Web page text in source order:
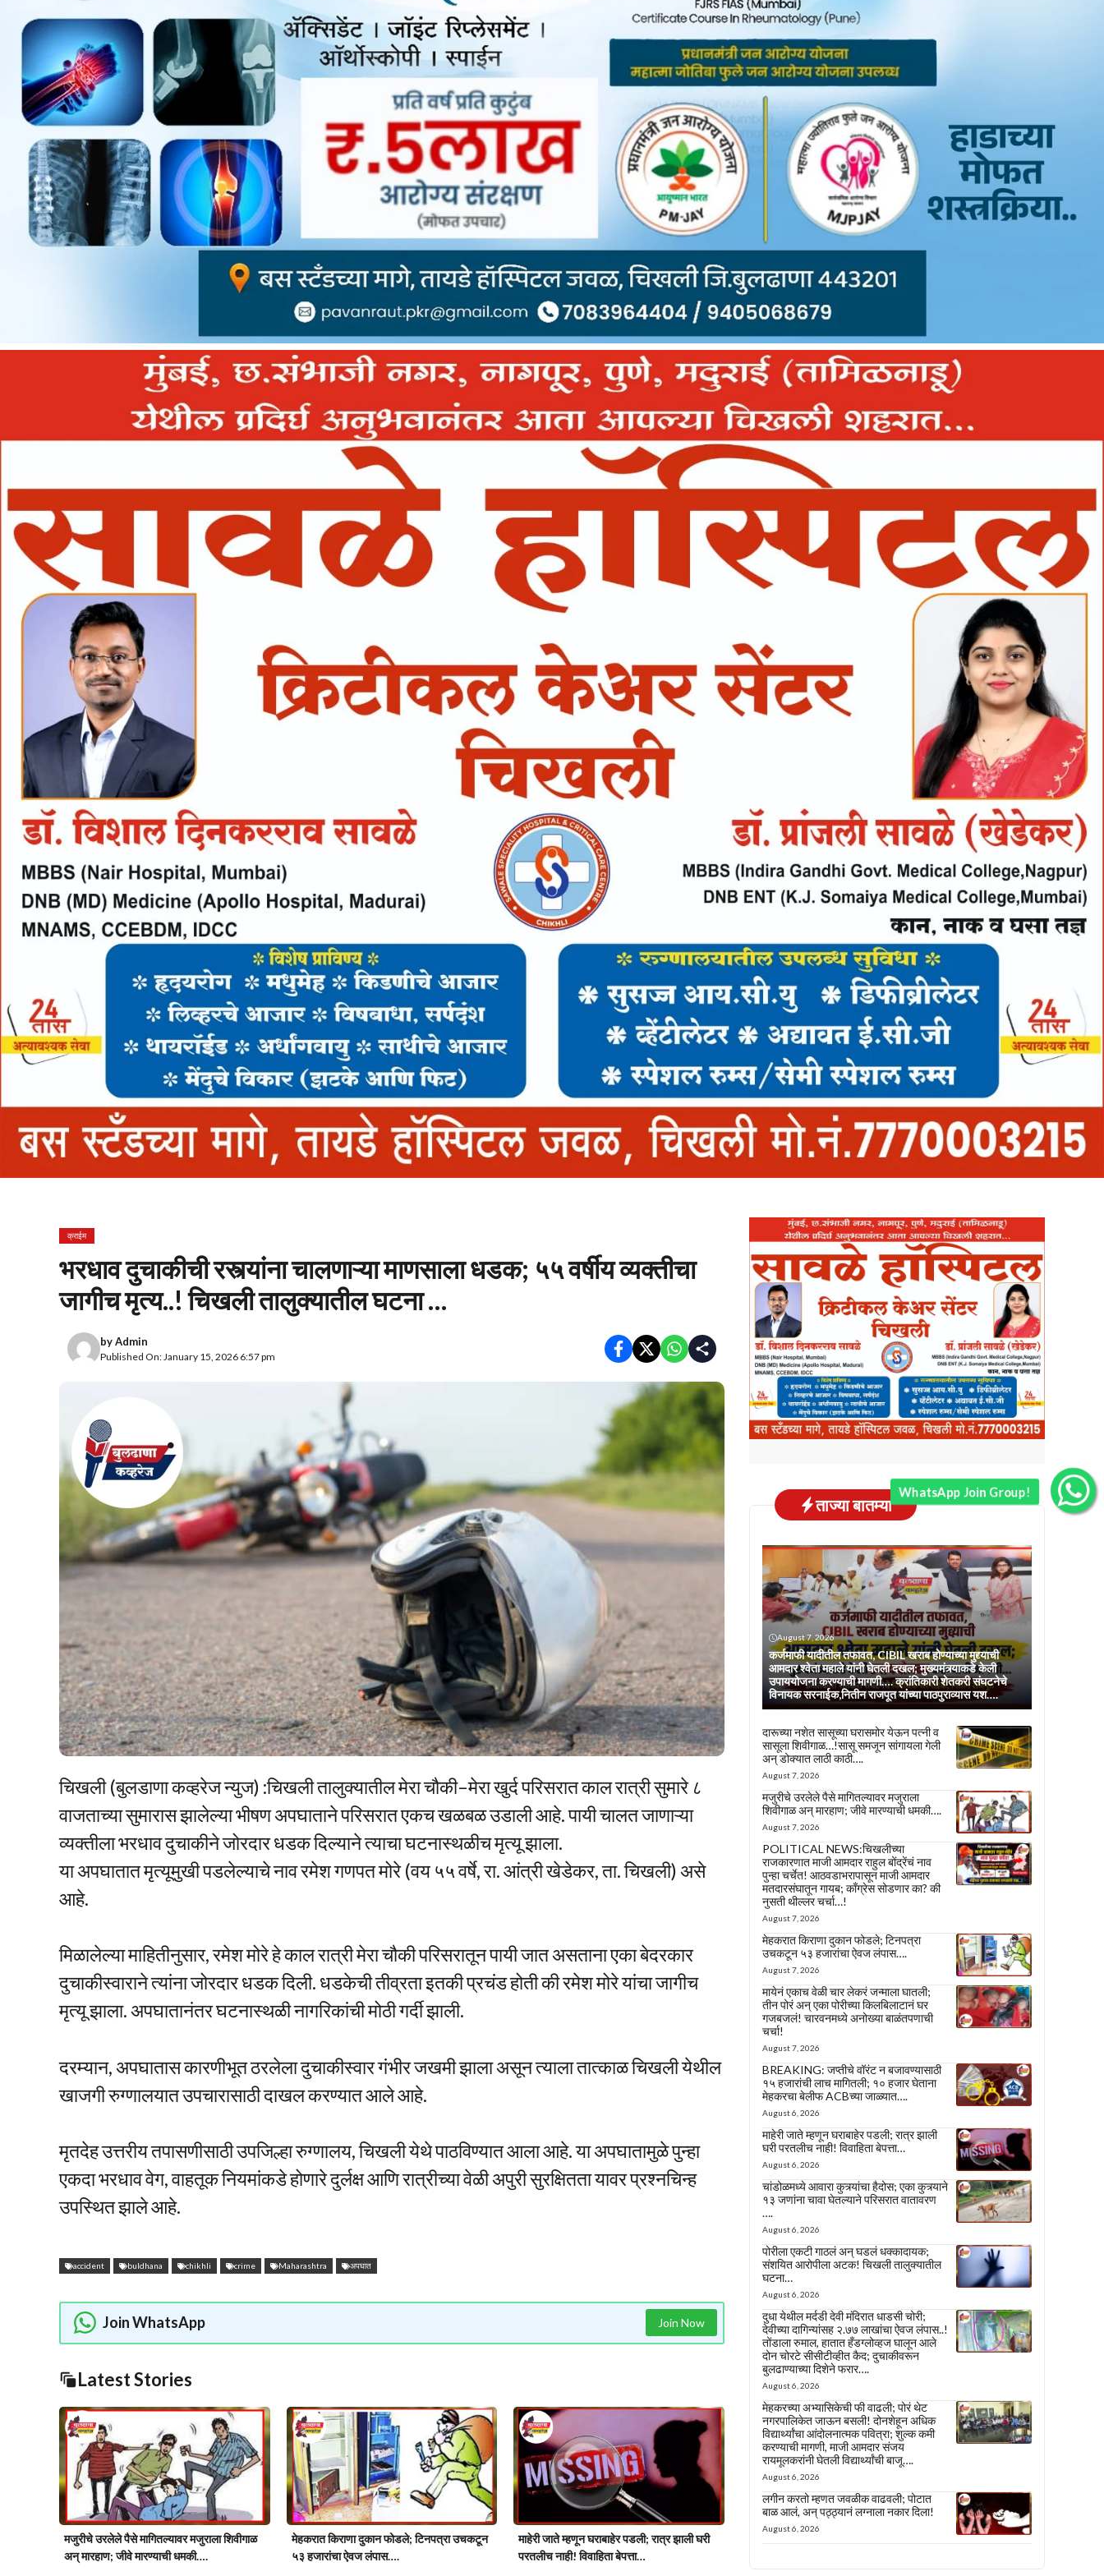
क्राईम
भरधाव दुचाकीची रस्त्यांना चालणाऱ्या माणसाला धडक; ५५ वर्षीय व्यक्तीचा
जागीच मृत्य..! चिखली तालुक्यातील घटना …
byAdmin
Published On: January 15, 2026 6:57 pm
चिखली (बुलडाणा कव्हरेज न्युज) :चिखली तालुक्यातील मेरा चौकी–मेरा खुर्द परिसरात काल रात्री सुमारे ८
वाजताच्या सुमारास झालेल्या भीषण अपघाताने परिसरात एकच खळबळ उडाली आहे. पायी चालत जाणाऱ्या
व्यक्तीला भरधाव दुचाकीने जोरदार धडक दिल्याने त्याचा घटनास्थळीच मृत्यू झाला.
या अपघातात मृत्यूमुखी पडलेल्याचे नाव रमेश गणपत मोरे (वय ५५ वर्षे, रा. आंत्री खेडेकर, ता. चिखली) असे
आहे.
मिळालेल्या माहितीनुसार, रमेश मोरे हे काल रात्री मेरा चौकी परिसरातून पायी जात असताना एका बेदरकार
दुचाकीस्वाराने त्यांना जोरदार धडक दिली. धडकेची तीव्रता इतकी प्रचंड होती की रमेश मोरे यांचा जागीच
मृत्यू झाला. अपघातानंतर घटनास्थळी नागरिकांची मोठी गर्दी झाली.
दरम्यान, अपघातास कारणीभूत ठरलेला दुचाकीस्वार गंभीर जखमी झाला असून त्याला तात्काळ चिखली येथील
खाजगी रुग्णालयात उपचारासाठी दाखल करण्यात आले आहे.
मृतदेह उत्तरीय तपासणीसाठी उपजिल्हा रुग्णालय, चिखली येथे पाठविण्यात आला आहे. या अपघातामुळे पुन्हा
एकदा भरधाव वेग, वाहतूक नियमांकडे होणारे दुर्लक्ष आणि रात्रीच्या वेळी अपुरी सुरक्षितता यावर प्रश्नचिन्ह
उपस्थित झाले आहे.
accident buldhana chikhli crime Maharashtra अपघात
Join WhatsApp Join Now
Latest Stories
मजुरीचे उरलेले पैसे मागितल्यावर मजुराला शिवीगाळ
अन् मारहाण; जीवे मारण्याची धमकी….
मेहकरात किराणा दुकान फोडले; टिनपत्रा उचकटून
५३ हजारांचा ऐवज लंपास….
माहेरी जाते म्हणून घराबाहेर पडली; रात्र झाली घरी
परतलीच नाही! विवाहिता बेपत्ता…
ताज्या बातम्या
August 7, 2026
कर्जमाफी यादीतील तफावत, CIBIL खराब होण्याच्या मुद्द्याची
आमदार श्वेता महाले यांनी घेतली दखल; मुख्यमंत्र्याकडे केली
उपाययोजना करण्याची मागणी…. क्रांतिकारी शेतकरी संघटनेचे
विनायक सरनाईक,नितीन राजपूत यांच्या पाठपुराव्यास यश….
दारूच्या नशेत सासूच्या घरासमोर येऊन पत्नी व
सासूला शिवीगाळ…!सासू समजून सांगायला गेली
अन् डोक्यात लाठी काठी….
August 7, 2026
मजुरीचे उरलेले पैसे मागितल्यावर मजुराला
शिवीगाळ अन् मारहाण; जीवे मारण्याची धमकी….
August 7, 2026
POLITICAL NEWS:चिखलीच्या
राजकारणात माजी आमदार राहुल बोंद्रेंचं नाव
पुन्हा चर्चेत! आठवडाभरापासून माजी आमदार
मतदारसंघातून गायब; काँग्रेस सोडणार का? की
नुसती थील्लर चर्चा…!
August 7, 2026
मेहकरात किराणा दुकान फोडले; टिनपत्रा
उचकटून ५३ हजारांचा ऐवज लंपास….
August 7, 2026
मायेनं एकाच वेळी चार लेकरं जन्माला घातली;
तीन पोरं अन् एका पोरीच्या किलबिलाटानं घर
गजबजलं! चारवनमध्ये अनोख्या बाळंतपणाची
चर्चा!
August 7, 2026
BREAKING: जप्तीचे वॉरंट न बजावण्यासाठी
१५ हजारांची लाच मागितली; १० हजार घेताना
मेहकरचा बेलीफ ACBच्या जाळ्यात….
August 6, 2026
माहेरी जाते म्हणून घराबाहेर पडली; रात्र झाली
घरी परतलीच नाही! विवाहिता बेपत्ता…
August 6, 2026
चांडोळमध्ये आवारा कुत्र्यांचा हैदोस; एका कुत्र्याने
१३ जणांना चावा घेतल्याने परिसरात वातावरण
….
August 6, 2026
पोरीला एकटी गाठलं अन् घडलं धक्कादायक;
संशयित आरोपीला अटक! चिखली तालुक्यातील
घटना…
August 6, 2026
दुधा येथील मर्दडी देवी मंदिरात धाडसी चोरी;
देवीच्या दागिन्यांसह २.७७ लाखांचा ऐवज लंपास..!
तोंडाला रुमाल, हातात हँडग्लोव्हज घालून आले
दोन चोरटे सीसीटीव्हीत कैद; दुचाकीवरून
बुलढाण्याच्या दिशेने फरार….
August 6, 2026
मेहकरच्या अभ्यासिकेची फी वाढली; पोरं थेट
नगरपालिकेत जाऊन बसली! दोनशेहून अधिक
विद्यार्थ्यांचा आंदोलनात्मक पवित्रा; शुल्क कमी
करण्याची मागणी, माजी आमदार संजय
रायमूलकरांनी घेतली विद्यार्थ्यांची बाजू….
August 6, 2026
लगीन करतो म्हणत जवळीक वाढवली; पोटात
बाळ आलं, अन् पठ्ठ्यानं लग्नाला नकार दिला!
August 6, 2026
WhatsApp Join Group!